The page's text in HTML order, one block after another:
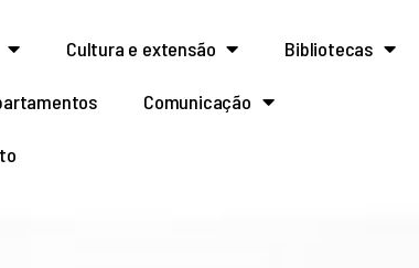
Cultura e extensão Bibliotecas
Comunicação